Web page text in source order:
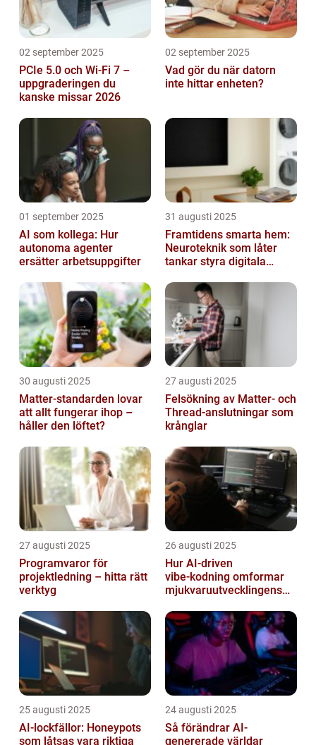
02 september 2025
PCIe 5.0 och Wi-Fi 7 –
uppgraderingen du
kanske missar 2026
02 september 2025
Vad gör du när datorn
inte hittar enheten?
01 september 2025
AI som kollega: Hur
autonoma agenter
ersätter arbetsuppgifter
31 augusti 2025
Framtidens smarta hem:
Neuroteknik som låter
tankar styra digitala
30 augusti 2025
Matter-standarden lovar
att allt fungerar ihop –
håller den löftet?
27 augusti 2025
Felsökning av Matter‑ och
Thread‑anslutningar som
krånglar
27 augusti 2025
Programvaror för
projektledning – hitta rätt
verktyg
26 augusti 2025
Hur AI‑driven
vibe‑kodning omformar
mjukvaruutvecklingens
25 augusti 2025
AI-lockfällor: Honeypots
som låtsas vara riktiga
24 augusti 2025
Så förändrar AI-
genererade världar